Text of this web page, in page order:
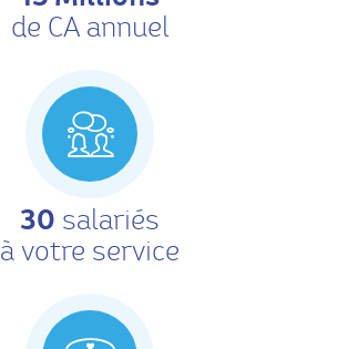
de CA annuel
30 salariés
à votre service